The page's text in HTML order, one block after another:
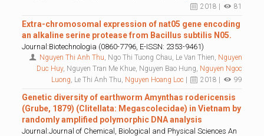
2018 |
81
Extra-chromosomal expression of nat05 gene encoding
an alkaline serine protease from Bacillus subtilis N05.
Journal:Biotechnologia (0860-7796, E-ISSN: 2353-9461)
Nguyen Thi Anh Thu, Ngo Thi Tuong Chau, Le Van Thien, Nguyen
Duc Huy, Nguyen Tran Me Khue, Nguyen Bao Hung, Nguyen Ngoc
Luong, Le Thi Anh Thu, Nguyen Hoang Loc 2018 | 99
Genetic diversity of earthworm Amynthas rodericensis
(Grube, 1879) (Clitellata: Megascolecidae) in Vietnam by
randomly amplified polymorphic DNA analysis
Journal:Journal of Chemical, Biological and Physical Sciences An